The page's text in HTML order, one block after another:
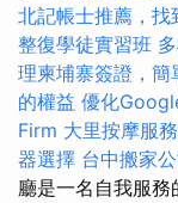
北記帳士推薦，找
整復學徒實習班
理柬埔寨簽證，簡
的權益 優化
Firm 大里按摩服
器選擇 台中搬家
廳是一名自我服